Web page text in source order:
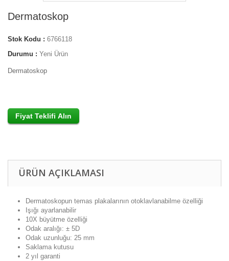
Dermatoskop
Stok Kodu : 6766118
Durumu : Yeni Ürün
Dermatoskop
ÜRÜN AÇIKLAMASI
Dermatoskopun temas plakalarının otoklavlanabilme özelliği
Işığı ayarlanabilir
10X büyütme özelliği
Odak aralığı: ± 5D
Odak uzunluğu: 25 mm
Saklama kutusu
2 yıl garanti